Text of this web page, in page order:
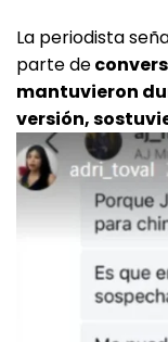
La periodista
parte de
mantuvieron
versión,